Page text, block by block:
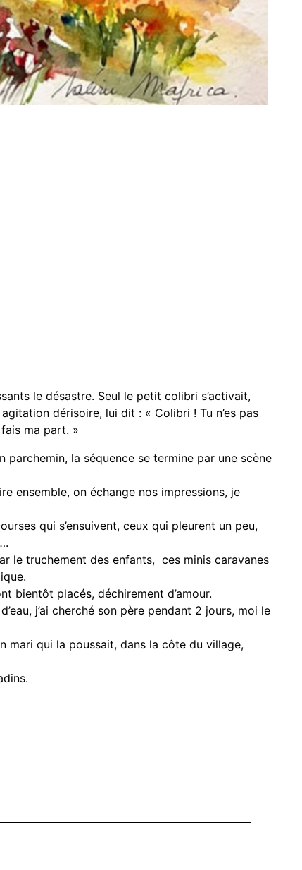
le désastre. Seul le petit colibri s’activait,
dérisoire, lui dit : « Colibri ! Tu n’es pas
ma part. »
la séquence se termine par une scène
ensemble, on échange nos impressions, je
qui s’ensuivent, ceux qui pleurent un peu,
minis caravanes
bientôt placés, déchirement d’amour.
j’ai cherché son père pendant 2 jours, moi le
mari qui la poussait, dans la côte du village,